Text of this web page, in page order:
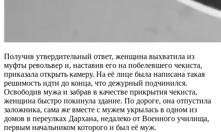
Получив утвердительный ответ, женщина выхватила из
муфты револьвер и, наставив его на побелевшего чекиста,
приказала открыть камеру. На её лице была написана такая
решимость идти до конца, что дежурный подчинился.
Освободив мужа и забрав в качестве прикрытия чекиста,
женщина быстро покинула здание. По дороге, она отпустила
заложника, сама же вместе с мужем укрылась в одном из
домов в переулках Дархана, недалеко от Военного училища,
первым начальником которого и был её муж.